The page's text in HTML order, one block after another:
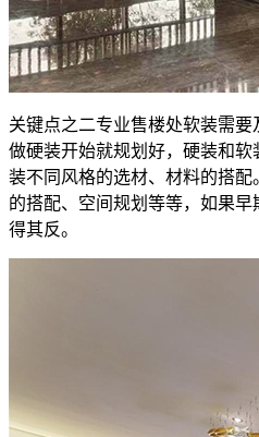
关键点之二专业售楼处软装需
做硬装开始就规划好，硬装和
装不同风格的选材、材料的搭
的搭配、空间规划等等，如果
得其反。